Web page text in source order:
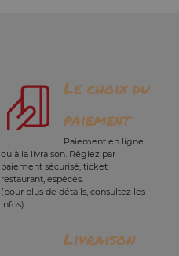
Le choix du
paiement
Paiement en ligne
ou à la livraison. Réglez par
paiement sécurisé, ticket
restaurant, espèces.
(pour plus de détails, consultez les
infos)
Livraison